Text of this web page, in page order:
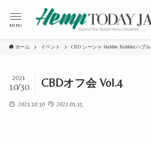
MENU
ホーム イベント CBD シーシャ Hubble Bubble(ハブ
CBDオフ会 Vol.4
2021
10/30
2021.10.30 2022.01.15